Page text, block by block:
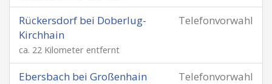
Telefonvorwahl
Rückersdorf bei Doberlug-
Kirchhain
ca. 22 Kilometer entfernt
Telefonvorwahl
Ebersbach bei Großenhain